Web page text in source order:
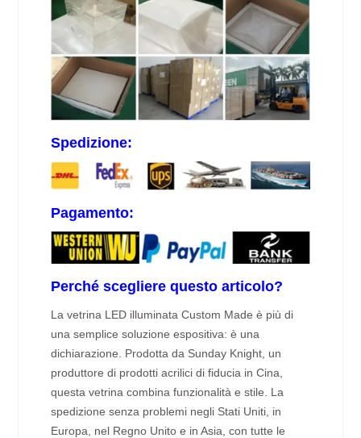
Spedizione:
Pagamento:
Perché scegliere questo articolo?
La vetrina LED illuminata Custom Made è più di
una semplice soluzione espositiva: è una
dichiarazione. Prodotta da Sunday Knight, un
produttore di prodotti acrilici di fiducia in Cina,
questa vetrina combina funzionalità e stile. La
spedizione senza problemi negli Stati Uniti, in
Europa, nel Regno Unito e in Asia, con tutte le